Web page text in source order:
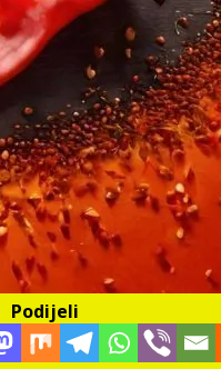
Podijeli